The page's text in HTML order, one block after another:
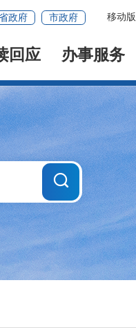
政府 市政府 移动版
回应 办事服务